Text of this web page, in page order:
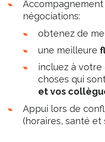
Accompagnement
négociations:
obtenez de
une meilleure
incluez à
choses qui
et vos
Appui lors de
(horaires, santé et